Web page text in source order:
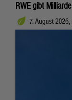
RWE gibt
7. August